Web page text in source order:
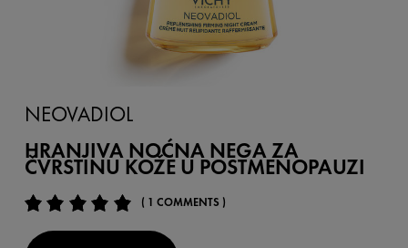
NEOVADIOL
HRANJIVA NOĆNA NEGA ZA
ČVRSTINU KOŽE U POSTMENOPAUZI
( 1 COMMENTS )